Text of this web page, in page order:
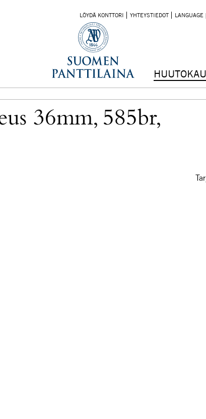
LÖYDÄ KONTTORI YHTEYSTIEDOT LANGUAGE
36mm, 585br,